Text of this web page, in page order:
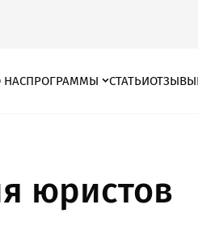
НАСПРОГРАММЫ СТАТЬИОТЗЫВЫ
юристов